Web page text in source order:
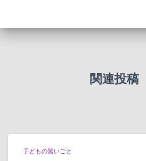
関連投稿
子どもの習いごと